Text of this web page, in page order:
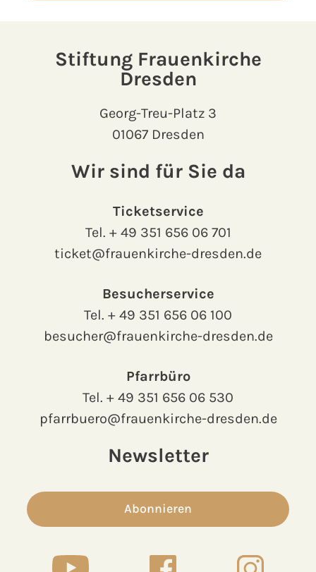
Stiftung Frauenkirche
Dresden
Georg-Treu-Platz 3
01067 Dresden
Wir sind für Sie da
Ticketservice
Tel. + 49 351 656 06 701
ticket@frauenkirche-dresden.de
Besucherservice
Tel. + 49 351 656 06 100
besucher@frauenkirche-dresden.de
Pfarrbüro
Tel. + 49 351 656 06 530
pfarrbuero@frauenkirche-dresden.de
Newsletter
Abonnieren